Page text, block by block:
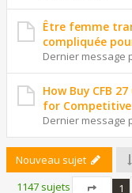
Être femme
compliquée
Dernier message
How Buy CFB
for
Dernier message
Nouveau sujet
1147 sujets
1